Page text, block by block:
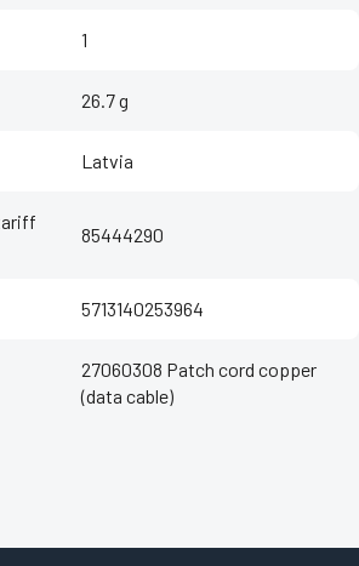
1
26.7 g
Latvia
85444290
5713140253964
27060308 Patch cord copper
(data cable)